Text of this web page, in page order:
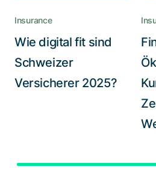
Insurance
Wie digital fit sind
Schweizer
Versicherer 2025?